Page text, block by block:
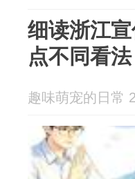
细读浙江
点不同看法
趣味萌宠的日常